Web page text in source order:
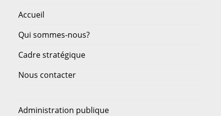
Accueil
Qui sommes-nous?
Cadre stratégique
Nous contacter
Administration publique